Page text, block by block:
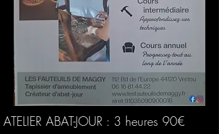
ATELIER ABAT-JOUR : 3 heures 90€